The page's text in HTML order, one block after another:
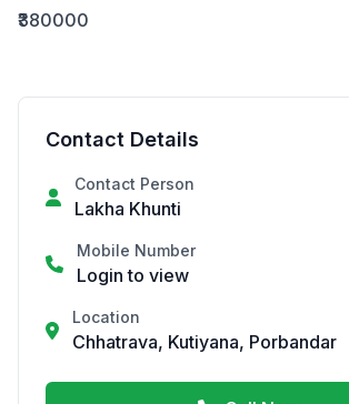
₹380000
Contact Details
Contact Person
Lakha Khunti
Mobile Number
Login to view
Location
Chhatrava, Kutiyana, Porbandar